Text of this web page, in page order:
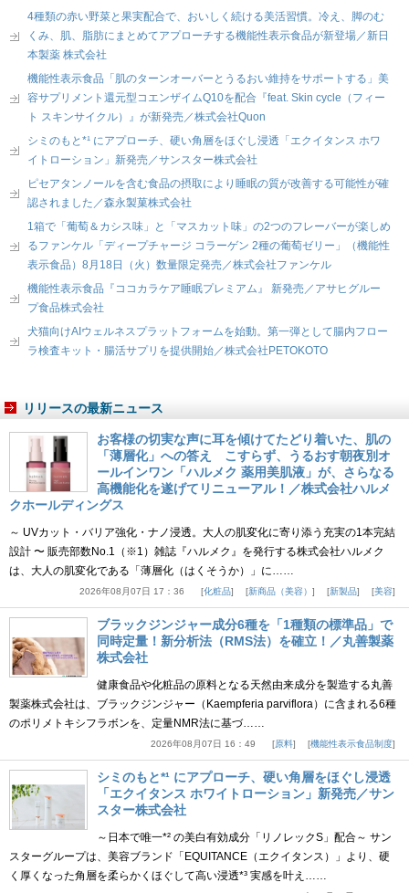
4種類の赤い野菜と果実配合で、おいしく続ける美活習慣。冷え、脚のむ
くみ、肌、脂肪にまとめてアプローチする機能性表示食品が新登場／新日
本製薬 株式会社
機能性表示食品「肌のターンオーバーとうるおい維持をサポートする」美
容サプリメント還元型コエンザイムQ10を配合『feat. Skin cycle（フィー
ト スキンサイクル）』が新発売／株式会社Quon
シミのもと*¹ にアプローチ、硬い角層をほぐし浸透「エクイタンス ホワ
イトローション」新発売／サンスター株式会社
ピセアタンノールを含む食品の摂取により睡眠の質が改善する可能性が確
認されました／森永製菓株式会社
1箱で「葡萄＆カシス味」と「マスカット味」の2つのフレーバーが楽しめ
るファンケル「ディープチャージ コラーゲン 2種の葡萄ゼリー」（機能性
表示食品）8月18日（火）数量限定発売／株式会社ファンケル
機能性表示食品『ココカラケア睡眠プレミアム』 新発売／アサヒグルー
プ食品株式会社
犬猫向けAIウェルネスプラットフォームを始動。第一弾として腸内フロー
ラ検査キット・腸活サプリを提供開始／株式会社PETOKOTO
リリースの最新ニュース
お客様の切実な声に耳を傾けてたどり着いた、肌の
「薄層化」への答え こすらず、うるおす朝夜別オ
ールインワン「ハルメク 薬用美肌液」が、さらなる
高機能化を遂げてリニューアル！／株式会社ハルメ
クホールディングス
～ UVカット・バリア強化・ナノ浸透。大人の肌変化に寄り添う充実の1本完結
設計 〜 販売部数No.1（※1）雑誌『ハルメク』を発行する株式会社ハルメク
は、大人の肌変化である「薄層化（はくそうか）」に……
2026年08月07日 17：36 化粧品 新商品（美容） 新製品 美容
ブラックジンジャー成分6種を「1種類の標準品」で
同時定量！新分析法（RMS法）を確立！／丸善製薬
株式会社
健康食品や化粧品の原料となる天然由来成分を製造する丸善
製薬株式会社は、ブラックジンジャー（Kaempferia parviflora）に含まれる6種
のポリメトキシフラボンを、定量NMR法に基づ……
2026年08月07日 16：49 原料 機能性表示食品制度
シミのもと*¹ にアプローチ、硬い角層をほぐし浸透
「エクイタンス ホワイトローション」新発売／サン
スター株式会社
～日本で唯一*² の美白有効成分「リノレックS」配合～ サン
スターグループは、美容ブランド「EQUITANCE（エクイタンス）」より、硬
く厚くなった角層を柔らかくほぐして高い浸透*³ 実感を叶え……